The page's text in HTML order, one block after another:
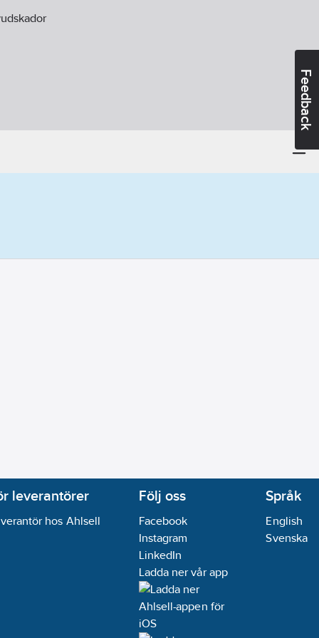
Feedback
leverantörer
hos Ahlsell
Följ oss
Facebook
Instagram
LinkedIn
Ladda ner vår app
Språk
English
Svenska